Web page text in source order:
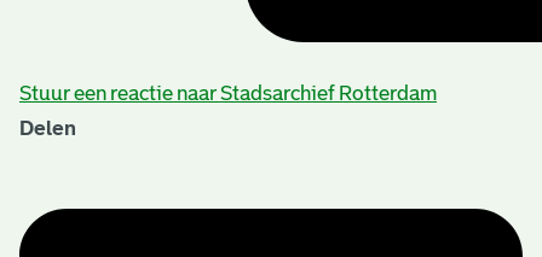
Stuur een reactie naar Stadsarchief Rotterdam
Delen